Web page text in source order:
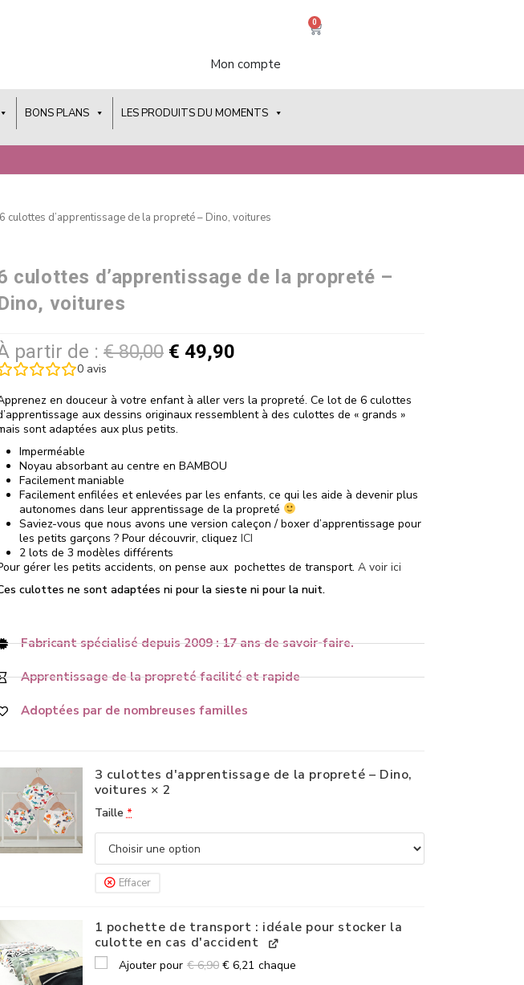
Mon compte
0
BONS PLANS LES PRODUITS DU MOMENTS
6 culottes d’apprentissage de la propreté – Dino, voitures
culottes d’apprentissage de la propreté –
voitures
partir de : €80,00 € 49,90
0avis
en douceur à votre enfant à aller vers la propreté. Ce lot de 6 culottes
aux dessins originaux ressemblent à des culottes de « grands »
sont adaptées aux plus petits.
Imperméable
Noyau absorbant au centre en BAMBOU
Facilement maniable
Facilement enfilées et enlevées par les enfants, ce qui les aide à devenir plus
autonomes dans leur apprentissage de la propreté
Saviez-vous que nous avons une version caleçon / boxer d’apprentissage pour
les petits garçons ? Pour découvrir, cliquezICI
2 lots de 3 modèles différents
gérer les petits accidents, on pense aux pochettes de transport. A voir ici
culottes ne sont adaptées ni pour la sieste ni pour la nuit.
Fabricant spécialisé depuis 2009 : 17 ans de savoir-faire.
Apprentissage de la propreté facilité et rapide
Adoptées par de nombreuses familles
3 culottes d'apprentissage de la propreté – Dino,
voitures × 2
Taille*
Effacer
1 pochette de transport : idéale pour stocker la
culotte en cas d'accident
Ajouter pour €6,90 €6,21 chaque